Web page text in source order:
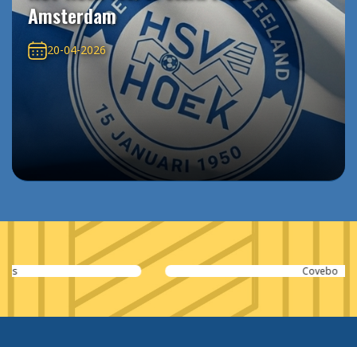
Amsterdam
20-04-2026
Covebo